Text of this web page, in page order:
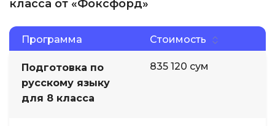
класса от «Фоксфорд»
Программа Стоимость
Подготовка по
русскому языку
для 8 класса
835 120 сум